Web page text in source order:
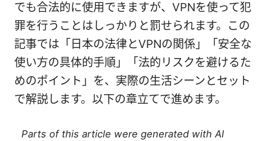
でも合法的に使用できますが、VPNを使って犯
罪を行うことはしっかりと罰せられます。この
記事では「日本の法律とVPNの関係」「安全な
使い方の具体的手順」「法的リスクを避けるた
めのポイント」を、実際の生活シーンとセット
で解説します。以下の章立てで進めます。
Parts of this article were generated with AI